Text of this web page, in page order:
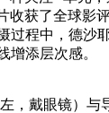
收获了全球
程中，德沙
增添层次感。
，戴眼镜）